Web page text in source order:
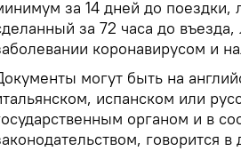
за 14 дней до поездки,
за 72 часа до
коронавирусом и
могут быть на
испанском или
органом и в
говорится в